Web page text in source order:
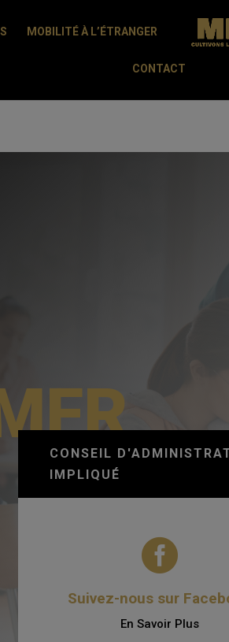
MOBILITÉ À L’ÉTRANGER
CONTACT
CONSEIL
IMPLIQUÉ

Suivez-nous sur
En Savoir Plus